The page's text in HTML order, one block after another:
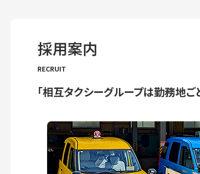
採用案内
RECRUIT
「相互タクシーグループは勤務地ご